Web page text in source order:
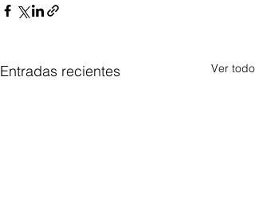
Entradas recientes Ver todo